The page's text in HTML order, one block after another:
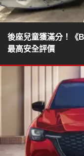
後座兒童獲滿分！《
最高安全評價